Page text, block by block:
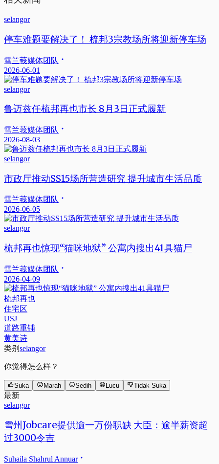
selangor
停车难题要解决了！ 梳邦3宗教场所将迎新停车场
雪兰莪媒体团队
2026-06-01
selangor
鲁迈兹任梳邦再也市长 8月3日正式履新
雪兰莪媒体团队
2026-08-03
selangor
市政厅推动SS15场所营造研究 提升城市生活品质
雪兰莪媒体团队
2026-06-05
selangor
梳邦再也惊现“猫咪地狱” 公寓内搜出41具猫尸
雪兰莪媒体团队
2026-04-09
梳邦再也
住宅区
USJ
道路重铺
黄美诗
类别 selangor
你觉得怎么样？
Suka Marah Sedih Lucu Tidak Suka
最新
selangor
雪州Jobcare提供逾一万份职缺 大臣：逾半薪资超
过3000令吉
Suhaila Shahrul Annuar